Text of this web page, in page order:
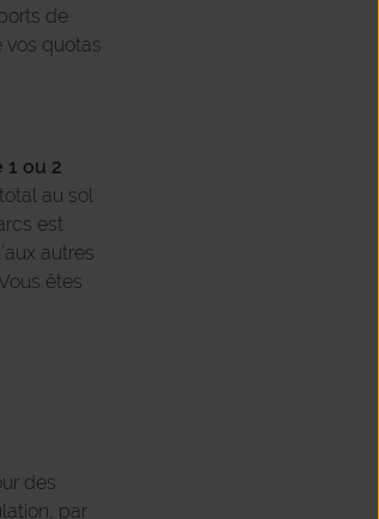
de
vos quotas
ou 2
au sol
est
autres
êtes
des
par